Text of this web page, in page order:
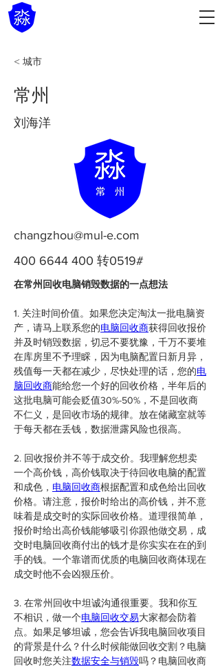
< 城市
常州
刘海洋
changzhou@mul-e.com
400 6644 400 转0519#
在常州回收电脑销毁数据的一点想法
1. 关注时间价值。如果您决定淘汰一批电脑资
产，请马上联系您的电脑回收商获得回收报价
并及时销毁数据，切忌不要犹豫，千万不要堆
在库房里不予理睬，因为电脑配置日新月异，
残值每一天都在减少，尽快处理的话，您的电
脑回收商能给您一个好的回收价格，半年后的
这批电脑可能会贬值30%-50%，不是回收商
不仁义，是回收市场的规律。放在储藏室就等
于每天都在丢钱，数据泄露风险也很高。
2. 回收报价并不等于成交价。我理解您想卖
一个高价钱，高价钱取决于待回收电脑的配置
和成色， 电脑回收商根据配置和成色给出回收
价格。请注意，报价时给出的高价钱，并不意
味着是成交时的实际回收价格。道理很简单，
报价时给出高价钱能够吸引你跟他做交易，成
交时电脑回收商付出的钱才是你实实在在的到
手的钱。一个靠谱而优质的电脑回收商体现在
成交时他不会凶狠压价。
3. 在常州回收中坦诚沟通很重要。我和你互
不相识，做一个电脑回收交易大家都会防着
点。如果足够坦诚，您会告诉我电脑回收项目
的背景是什么？什么时候能做回收交割？电脑
回收时您关注数据安全与销毁吗？电脑回收商